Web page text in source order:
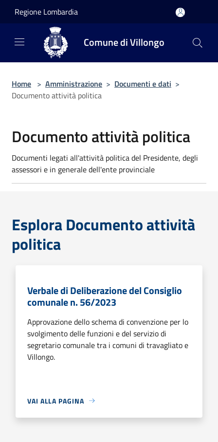
Regione Lombardia
Comune di Villongo
Home > Amministrazione > Documenti e dati >
Documento attività politica
Documento attività politica
Documenti legati all'attività politica del Presidente, degli
assessori e in generale dell'ente provinciale
Esplora Documento attività
politica
Verbale di Deliberazione del Consiglio
comunale n. 56/2023
Approvazione dello schema di convenzione per lo
svolgimento delle funzioni e del servizio di
segretario comunale tra i comuni di travagliato e
Villongo.
VAI ALLA PAGINA